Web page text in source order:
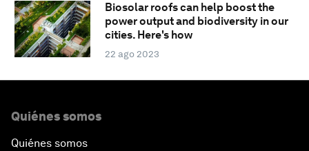
Biosolar roofs can help boost the
power output and biodiversity in our
cities. Here's how
22 ago 2023
Quiénes somos
Quiénes somos